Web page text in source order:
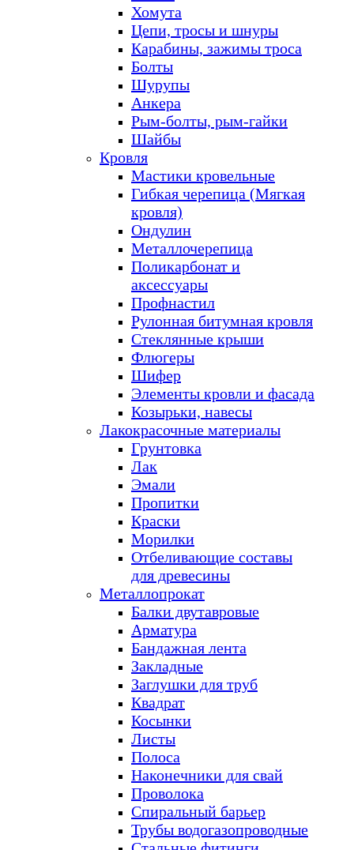
Хомута
Цепи, тросы и шнуры
Карабины, зажимы троса
Болты
Шурупы
Анкера
Рым-болты, рым-гайки
Шайбы
Кровля
Мастики кровельные
Гибкая черепица (Мягкая
кровля)
Ондулин
Металлочерепица
Поликарбонат и
аксессуары
Профнастил
Рулонная битумная кровля
Стеклянные крыши
Флюгеры
Шифер
Элементы кровли и фасада
Козырьки, навесы
Лакокрасочные материалы
Грунтовка
Лак
Эмали
Пропитки
Краски
Морилки
Отбеливающие составы
для древесины
Металлопрокат
Балки двутавровые
Арматура
Бандажная лента
Закладные
Заглушки для труб
Квадрат
Косынки
Листы
Полоса
Наконечники для свай
Проволока
Спиральный барьер
Трубы водогазопроводные